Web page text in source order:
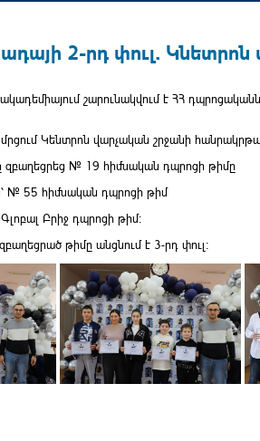
2-րդ փուլ.
շարունակվում է ՀՀ
մրցում Կենտրոն վարչական շրջանի
զբաղեցրեց № 19 հիմնական դպրոցի թիմը
№ 55 հիմնական դպրոցի թիմ
Բրիջ դպրոցի թիմ:
թիմը անցնում է 3-րդ փուլ: